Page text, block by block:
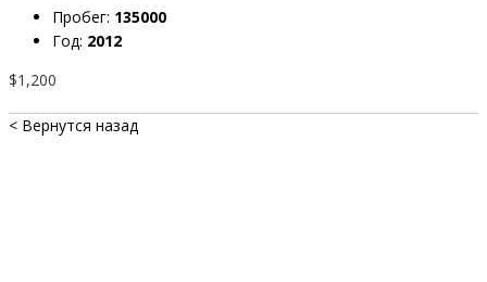
Пробег: 135000
Год: 2012
$1,200
< Вернутся назад